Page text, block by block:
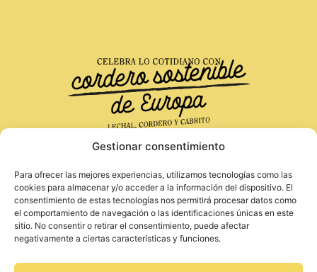
Gestionar consentimiento
Para ofrecer las mejores experiencias, utilizamos tecnologías como las
cookies para almacenar y/o acceder a la información del dispositivo. El
consentimiento de estas tecnologías nos permitirá procesar datos como
el comportamiento de navegación o las identificaciones únicas en este
sitio. No consentir o retirar el consentimiento, puede afectar
negativamente a ciertas características y funciones.
Financiado por la Unión Europea. Las opiniones
y puntos de vista expresados solo comprometen a
su(s) autor(es) y no reflejan necesariamente los
de la Unión Europea o de la Agencia Ejecutiva
Europea de Investigación (REA). Ni la Unión
considerados responsables de ellos.
Aviso Legal
Política de Privacidad
Política de Cookies